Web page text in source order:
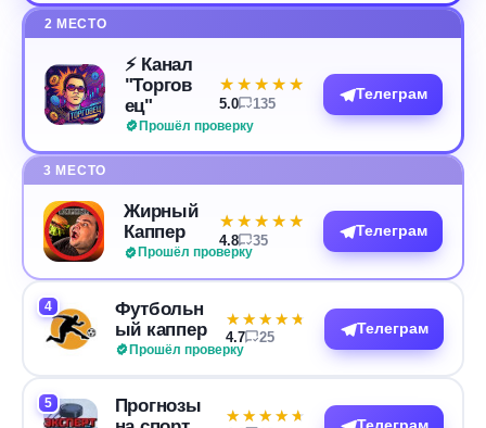
2 МЕСТО
⚡️ Канал
"Торгов
ец"
Прошёл проверку
★★★★★
★★★★★
5.0 135
Телеграм
3 МЕСТО
Жирный
Каппер
Прошёл проверку
★★★★★
★★★★★
4.8 35
Телеграм
4
Футбольн
ый каппер
Прошёл проверку
★★★★★
★★★★★
4.7 25
Телеграм
5
Прогнозы
★★★★★
★★★★★